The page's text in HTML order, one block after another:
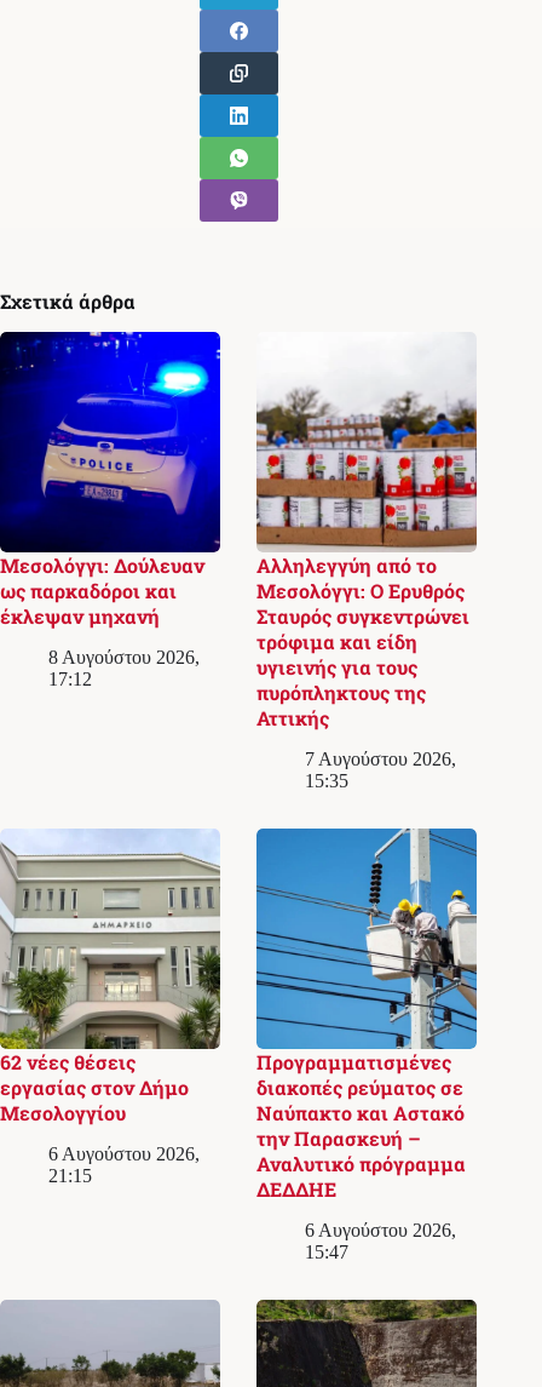
Σχετικά άρθρα
Μεσολόγγι: Δούλευαν
ως παρκαδόροι και
έκλεψαν μηχανή
8 Αυγούστου 2026,
17:12
Αλληλεγγύη από το
Μεσολόγγι: Ο Ερυθρός
Σταυρός συγκεντρώνει
τρόφιμα και είδη
υγιεινής για τους
πυρόπληκτους της
Αττικής
7 Αυγούστου 2026,
15:35
62 νέες θέσεις
εργασίας στον Δήμο
Μεσολογγίου
6 Αυγούστου 2026,
21:15
Προγραμματισμένες
διακοπές ρεύματος σε
Ναύπακτο και Αστακό
την Παρασκευή –
Αναλυτικό πρόγραμμα
ΔΕΔΔΗΕ
6 Αυγούστου 2026,
15:47